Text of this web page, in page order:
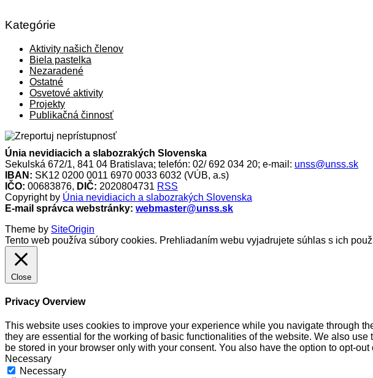
Kategórie
Aktivity našich členov
Biela pastelka
Nezaradené
Ostatné
Osvetové aktivity
Projekty
Publikačná činnosť
Únia nevidiacich a slabozrakých Slovenska
Sekulská 672/1, 841 04 Bratislava; telefón: 02/ 692 034 20; e-mail: unss@unss.sk
IBAN: SK12 0200 0011 6970 0033 6032 (VÚB, a.s)
IČO: 00683876, DIČ: 2020804731 RSS
Copyright by Únia nevidiacich a slabozrakých Slovenska
E-mail správca webstránky: webmaster@unss.sk
Theme by SiteOrigin
Tento web používa súbory cookies. Prehliadaním webu vyjadrujete súhlas s ich
Close
Privacy Overview
This website uses cookies to improve your experience while you navigate through
they are essential for the working of basic functionalities of the website. We also
be stored in your browser only with your consent. You also have the option to opt-
Necessary
Necessary